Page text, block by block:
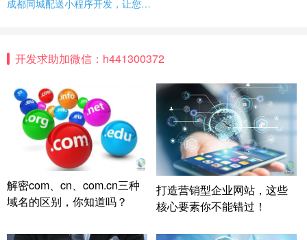
成都同城配送小程序开发，让您的生意更上一层楼！
开发求助加微信：h441300372
解密com、cn、com.cn三种
域名的区别，你知道吗？
打造营销型企业网站，这些
核心要素你不能错过！